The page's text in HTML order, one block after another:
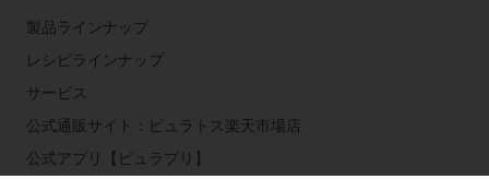
製品ラインナップ
レシピラインナップ
サービス
公式通販サイト：ピュラトス楽天市場店
公式アプリ【ピュラプリ】